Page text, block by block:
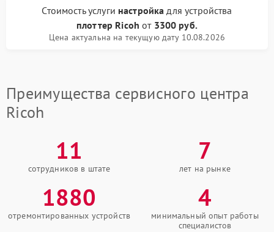
Стоимость услуги настройка для устройства
плоттер Ricoh от 3300 руб.
Цена актуальна на текущую дату 10.08.2026
Преимущества сервисного центра
Ricoh
11
сотрудников в штате
7
лет на рынке
1880
отремонтированных устройств
4
минимальный опыт работы
специалистов